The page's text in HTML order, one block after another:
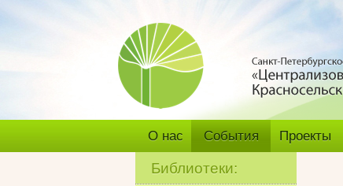
О нас События Проекты
Библиотеки: